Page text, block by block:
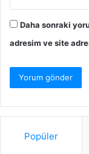
Daha sonraki
adresim ve site
Popüler